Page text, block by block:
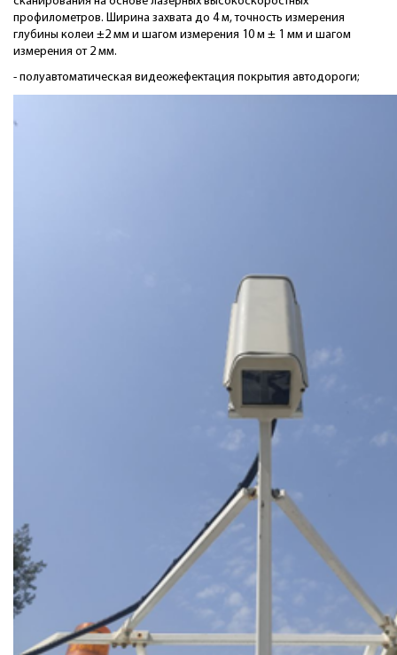
профилометров. Ширина захвата до 4 м, точность измерения
глубины колеи ±2 мм и шагом измерения 10 м ± 1 мм и шагом
измерения от 2 мм.
- полуавтоматическая видеожефектация покрытия автодороги;